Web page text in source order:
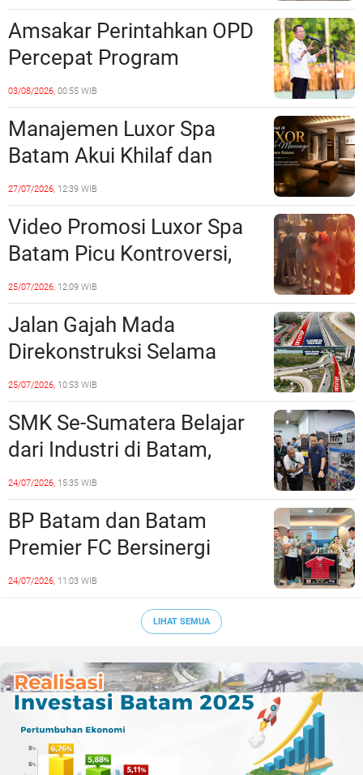
Unsur Pelanggaran Hukum
Amsakar Perintahkan OPD
Percepat Program
Prioritas, Targetkan
Realisasi Pembangunan
Lampaui 50 Persen
03/08/2026, 00:55 WIB
Manajemen Luxor Spa
Batam Akui Khilaf dan
Minta Maaf, Konten
Langsung Di-Takedown
27/07/2026, 12:39 WIB
Video Promosi Luxor Spa
Batam Picu Kontroversi,
Dinilai Bermuatan Sensual
25/07/2026, 12:09 WIB
Jalan Gajah Mada
Direkonstruksi Selama
Empat Minggu, Ini Skema
Rekayasa Lalu Lintasnya
25/07/2026, 10:53 WIB
SMK Se-Sumatera Belajar
dari Industri di Batam,
Siapkan Lulusan Siap Kerja
Era Digital
24/07/2026, 15:35 WIB
BP Batam dan Batam
Premier FC Bersinergi
Cetak Generasi Emas
24/07/2026, 11:03 WIB
LIHAT SEMUA